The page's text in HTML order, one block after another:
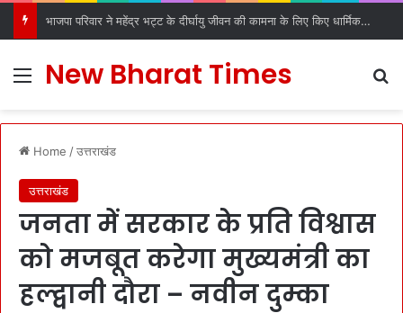
भाजपा परिवार ने महेंद्र भट्ट के दीर्घायु जीवन की कामना के लिए किए धार्मिक अनुष्ठान
Menu
New Bharat Times
Home /उत्तराखंड
उत्तराखंड
जनता में सरकार के प्रति विश्वास
को मजबूत करेगा मुख्यमंत्री का
हल्द्वानी दौरा – नवीन दुम्का